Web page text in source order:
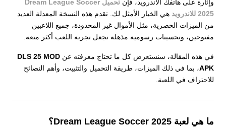
وإثارة على هاتفك الأندرويد، فإن
تحميل Dream League Soccer
2025 للاندرويد
هي الخيار الأمثل لك. تقدم هذه النسخة المعدلة العديد
من الميزات الحصرية، مثل الأموال غير المحدودة، جميع اللاعبين
مفتوحين، وتحسينات رسومية مذهلة تجعل تجربة اللعب أكثر متعة.
في هذه المقالة، سنستعرض كل ما تحتاج معرفته عن DLS 25 MOD
APK، بما في ذلك الميزات، طريقة التحميل والتثبيت، وأهم النصائح
للاحتراف في اللعبة.
ما هي لعبة Dream League Soccer 2025؟